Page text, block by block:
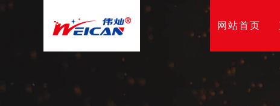
网站首页